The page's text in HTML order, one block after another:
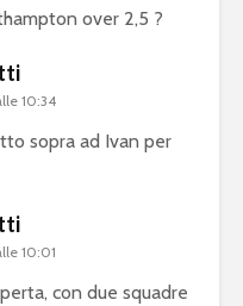
over 2,5 ?
10:34
sopra ad Ivan per
10:01
con due squadre